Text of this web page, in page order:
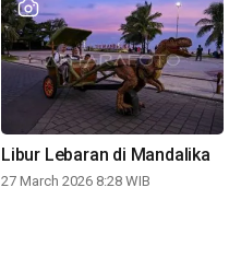
Libur Lebaran di Mandalika
27 March 2026 8:28 WIB